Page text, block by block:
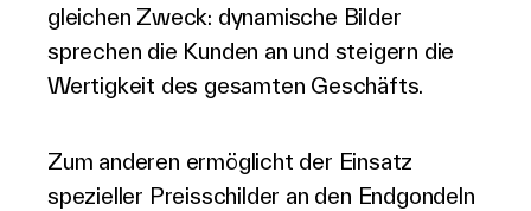
gleichen Zweck: dynamische Bilder
sprechen die Kunden an und steigern die
Wertigkeit des gesamten Geschäfts.
Zum anderen ermöglicht der Einsatz
spezieller Preisschilder an den Endgondeln